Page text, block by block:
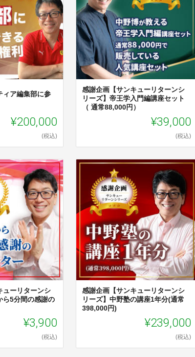
ィア編集部に参
¥200,000
(税込)
感謝企画【サンキューリターンシ
リーズ】帝王学入門編講座セット
（ 通常88,000円）
¥39,000
(税込)
ューリターンシ
ら5分間の感謝の
¥3,900
(税込)
感謝企画【サンキューリターンシ
リーズ】中野塾の講座1年分(通常
398,000円)
¥239,000
(税込)